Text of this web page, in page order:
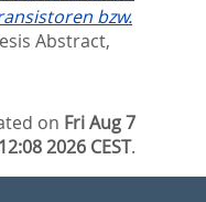
bzw.
Abstract,
on Fri Aug 7
2026 CEST.